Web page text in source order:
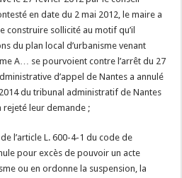
en date du 2 mai 2012, le maire a
sollicité au motif qu’il
du plan local d’urbanisme venant
A… se pourvoient contre l’arrêt du 27
d’appel de Nantes a annulé
du tribunal administratif de Nantes
rejeté leur demande ;
l’article L. 600-4-1 du code de
pour excès de pouvoir un acte
ou en ordonne la suspension, la